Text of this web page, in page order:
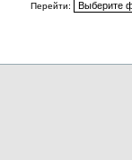
Перейти: